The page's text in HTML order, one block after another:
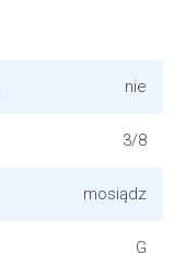
nie
3/8
mosiądz
G